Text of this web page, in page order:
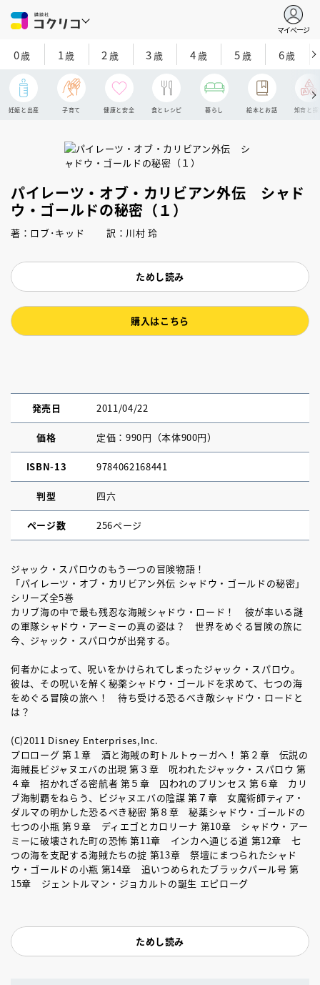
マイページ
0歳 1歳 2 歳 3歳 4歳 5歳 6歳
妊娠と出産 子育て 健康と安全 食とレシピ 暮らし 絵本とお話 知育と探
パイレーツ・オブ・カリビアン外伝 シャド
ウ・ゴールドの秘密（１）
著：ロブ･キッド 訳：川村 玲
ためし読み
購入はこちら
発売日 2011/04/22
価格 定価：990円（本体900円）
ISBN-13 9784062168441
判型 四六
ページ数 256ページ
ジャック・スパロウのもう一つの冒険物語！
「パイレーツ・オブ・カリビアン外伝 シャドウ・ゴールドの秘密」
シリーズ全5巻
カリブ海の中で最も残忍な海賊シャドウ・ロード！ 彼が率いる謎
の軍隊シャドウ・アーミーの真の姿は？ 世界をめぐる冒険の旅に
今、ジャック・スパロウが出発する。
何者かによって、呪いをかけられてしまったジャック・スパロウ。
彼は、その呪いを解く秘薬シャドウ・ゴールドを求めて、七つの海
をめぐる冒険の旅へ！ 待ち受ける恐るべき敵シャドウ・ロードと
は？
(C)2011 Disney Enterprises,Inc.
プロローグ 第１章 酒と海賊の町トルトゥーガへ！ 第２章 伝説の
海賊長ビジャヌエバの出現 第３章 呪われたジャック・スパロウ 第
４章 招かれざる密航者 第５章 囚われのプリンセス 第６章 カリ
ブ海制覇をねらう、ビジャヌエバの陰謀 第７章 女魔術師ティア・
ダルマの明かした恐るべき秘密 第８章 秘薬シャドウ・ゴールドの
七つの小瓶 第９章 ディエゴとカロリーナ 第10章 シャドウ・アー
ミーに破壊された町の恐怖 第11章 インカへ通じる道 第12章 七
つの海を支配する海賊たちの掟 第13章 祭壇にまつられたシャド
ウ・ゴールドの小瓶 第14章 追いつめられたブラックパール号 第
15章 ジェントルマン・ジョカルトの誕生 エピローグ
ためし読み